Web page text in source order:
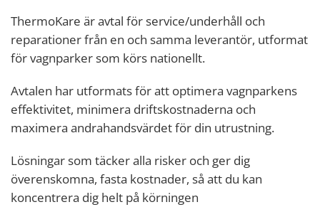
ThermoKare är avtal för service/underhåll och
reparationer från en och samma leverantör, utformat
för vagnparker som körs nationellt.
Avtalen har utformats för att optimera vagnparkens
effektivitet, minimera driftskostnaderna och
maximera andrahandsvärdet för din utrustning.
Lösningar som täcker alla risker och ger dig
överenskomna, fasta kostnader, så att du kan
koncentrera dig helt på körningen